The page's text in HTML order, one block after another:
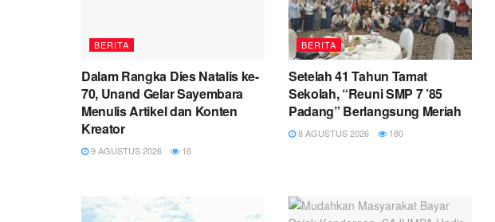
BERITA
Dalam Rangka Dies Natalis ke-
70, Unand Gelar Sayembara
Menulis Artikel dan Konten
Kreator
9 AGUSTUS 2026 16
BERITA
Setelah 41 Tahun Tamat
Sekolah, “Reuni SMP 7 ’85
Padang” Berlangsung Meriah
8 AGUSTUS 2026 180